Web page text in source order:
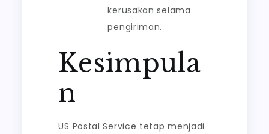
kerusakan selama
pengiriman.
Kesimpula
n
US Postal Service tetap menjadi